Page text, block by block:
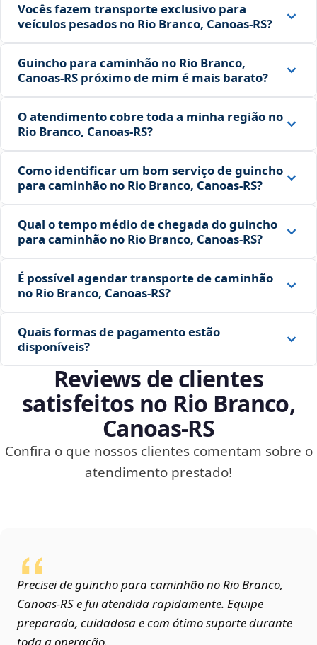
Vocês fazem transporte exclusivo para
veículos pesados no Rio Branco, Canoas‑RS?
Guincho para caminhão no Rio Branco,
Canoas‑RS próximo de mim é mais barato?
O atendimento cobre toda a minha região no
Rio Branco, Canoas‑RS?
Como identificar um bom serviço de guincho
para caminhão no Rio Branco, Canoas‑RS?
Qual o tempo médio de chegada do guincho
para caminhão no Rio Branco, Canoas‑RS?
É possível agendar transporte de caminhão
no Rio Branco, Canoas‑RS?
Quais formas de pagamento estão
disponíveis?
Reviews de clientes
satisfeitos no Rio Branco,
Canoas‑RS
Confira o que nossos clientes comentam sobre o
atendimento prestado!
Precisei de guincho para caminhão no Rio Branco,
Canoas‑RS e fui atendida rapidamente. Equipe
preparada, cuidadosa e com ótimo suporte durante